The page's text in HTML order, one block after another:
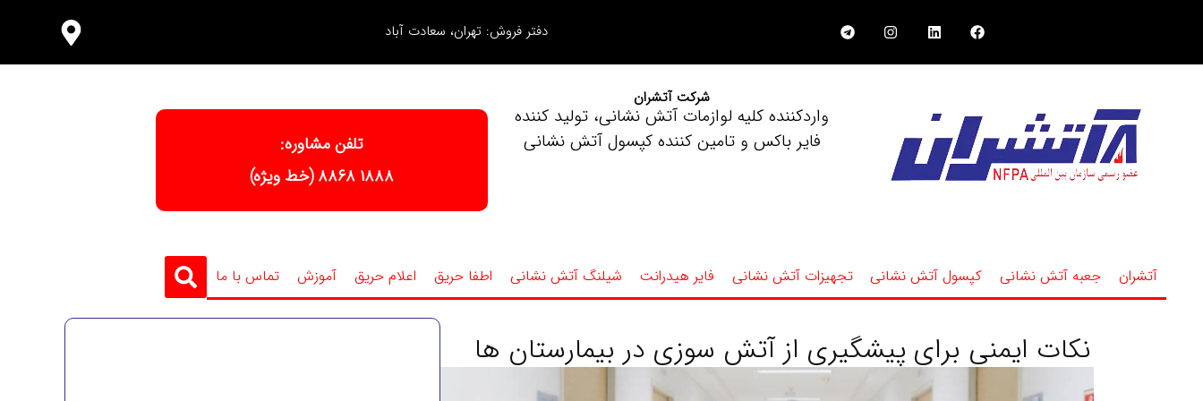
دفتر فروش: تهران، سعادت آباد
شرکت آتشران
واردکننده کلیه لوازمات آتش نشانی، تولید کننده
فایر باکس و تامین کننده کپسول آتش نشانی
تلفن مشاوره:
١٨٨٨ ٨٨٦٨ (خط ویژه)
آتشران جعبه آتش نشانی کپسول آتش نشانی تجهیزات آتش نشانی فایر هیدرانت شیلنگ آتش نشانی اطفا حریق اعلام حریق آموزش تماس با ما
نکات ایمنی برای پیشگیری از آتش سوزی در بیمارستان ها